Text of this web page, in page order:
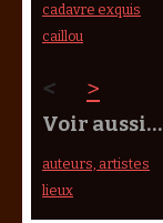
cadavre exquis
caillou
< >
Voir aussi…
auteurs, artistes
lieux